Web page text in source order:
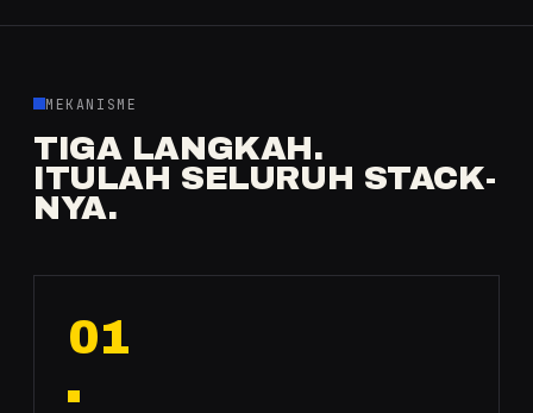
MEKANISME
TIGA LANGKAH.
ITULAH SELURUH STACK-
NYA.
01